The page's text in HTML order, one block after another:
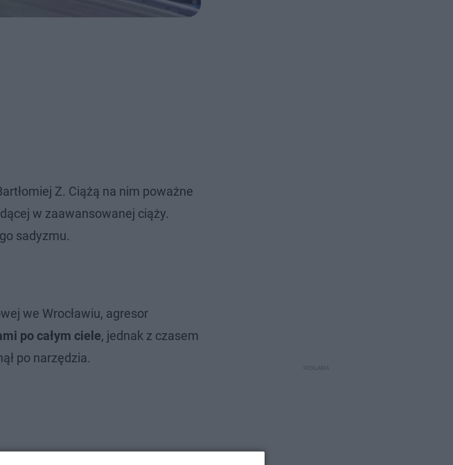
Z. Ciążą na nim poważne
w zaawansowanej ciąży.
sadyzmu.
we Wrocławiu, agresor
po całym ciele, jednak z czasem
po narzędzia.